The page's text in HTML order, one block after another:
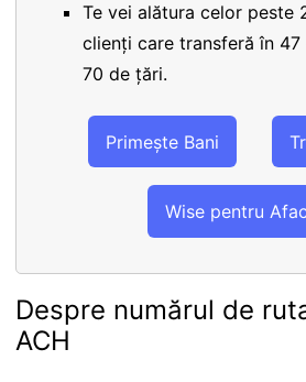
Te vei alătura celor peste
clienți care transferă în 47
70 de țări.
Primește Bani
Wise pentru
Despre numărul de
ACH